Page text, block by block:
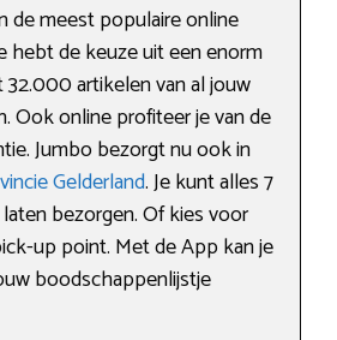
de meest populaire online
hebt de keuze uit een enorm
artikelen van al jouw
Ook online profiteer je van de
Jumbo bezorgt nu ook in
Gelderland. Je kunt alles 7
bezorgen. Of kies voor
up point. Met de App kan je
boodschappenlijstje